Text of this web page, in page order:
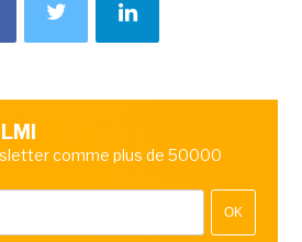
comme plus de 50000
OK